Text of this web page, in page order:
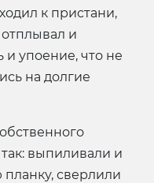
к пристани,
отплывал и
и упоение, что не
на долгие
выпиливали и
сверлили